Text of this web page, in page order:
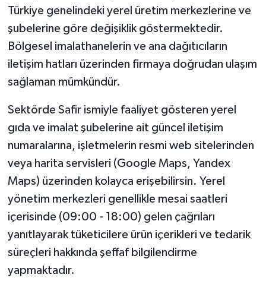
Türkiye genelindeki yerel üretim merkezlerine ve
şubelerine göre değişiklik göstermektedir.
Bölgesel imalathanelerin ve ana dağıtıcıların
iletişim hatları üzerinden firmaya doğrudan ulaşım
sağlaman mümkündür.
Sektörde Safir ismiyle faaliyet gösteren yerel
gıda ve imalat şubelerine ait güncel iletişim
numaralarına, işletmelerin resmi web sitelerinden
veya harita servisleri (Google Maps, Yandex
Maps) üzerinden kolayca erişebilirsin. Yerel
yönetim merkezleri genellikle mesai saatleri
içerisinde (09:00 - 18:00) gelen çağrıları
yanıtlayarak tüketicilere ürün içerikleri ve tedarik
süreçleri hakkında şeffaf bilgilendirme
yapmaktadır.